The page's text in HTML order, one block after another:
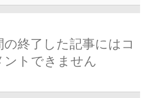
の終了した記事にはコ
ントできません